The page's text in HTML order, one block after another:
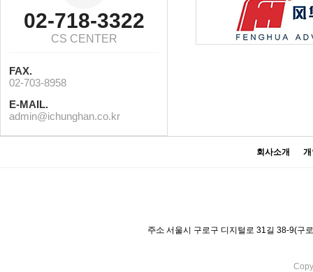
02-718-3322
CS CENTER
FAX.
02-703-8958
E-MAIL.
admin@ichunghan.co.kr
회사소개
주소 서울시 구로구 디지털로 31길 38-9(구